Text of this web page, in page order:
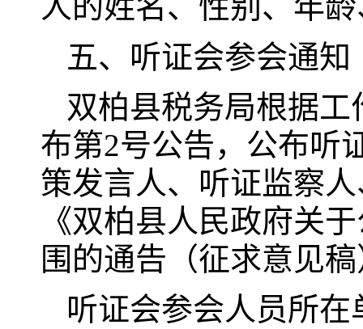
五、听证会参会通知
双柏县税务局根据
布第2号公告，公布听
策发言人、听证监察
《双柏县人民政府关
围的通告（征求意见
听证会参会人员所